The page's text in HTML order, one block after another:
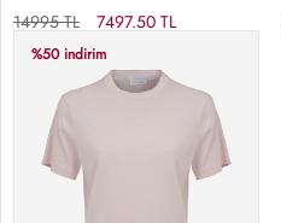
14995 TL
7497.50 TL
%50 indirim